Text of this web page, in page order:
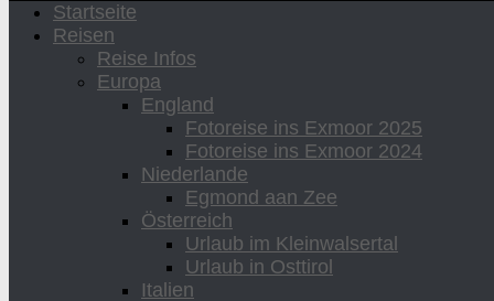
Startseite
Reisen
Reise Infos
Europa
England
Fotoreise ins Exmoor 2025
Fotoreise ins Exmoor 2024
Niederlande
Egmond aan Zee
Österreich
Urlaub im Kleinwalsertal
Urlaub in Osttirol
Italien